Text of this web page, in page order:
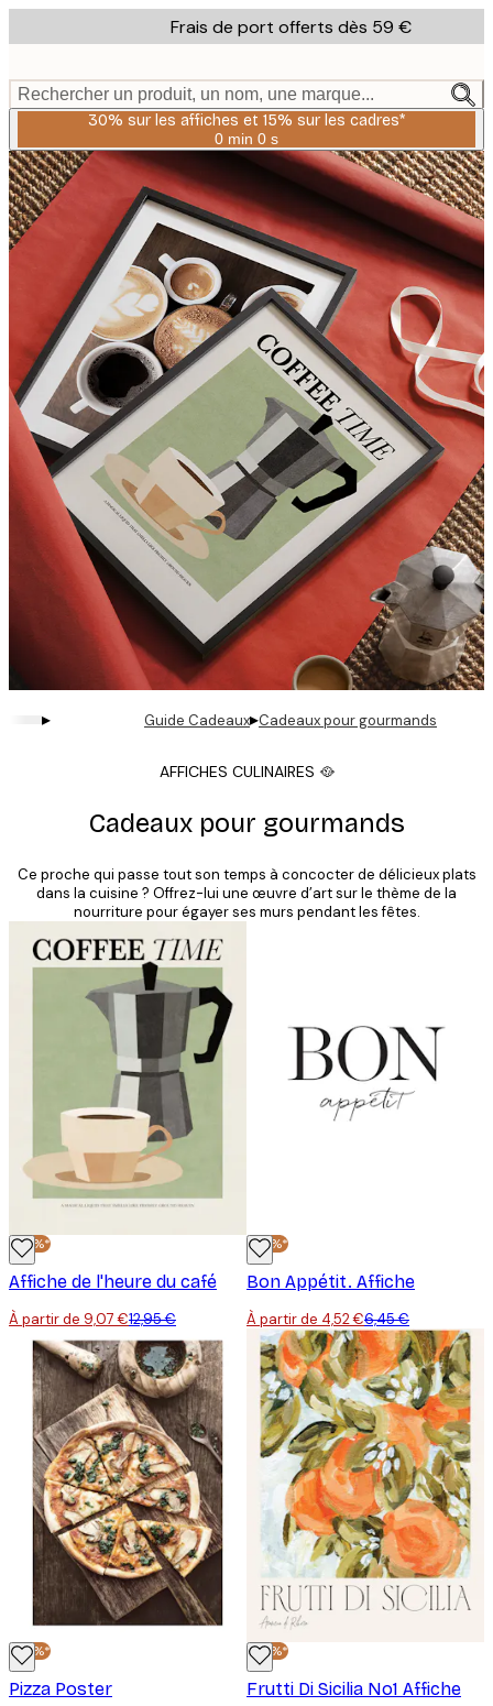
to
content.
Frais de port offerts dès 59 €
Rechercher un produit, un nom, une marque...
30% sur les affiches et 15% sur les cadres*
0 min 0 s
Valable
jusqu'au
2026-
08-
06
▸ Guide Cadeaux▸Cadeaux pour gourmands
AFFICHES CULINAIRES 🥘
Cadeaux pour gourmands
Ce proche qui passe tout son temps à concocter de délicieux plats
dans la cuisine ? Offrez-lui une œuvre d’art sur le thème de la
nourriture pour égayer ses murs pendant les fêtes.
-30%*
Affiche de l'heure du café
À partir de 9,07 €12,95 €
-30%*
Bon Appétit. Affiche
À partir de 4,52 €6,45 €
-30%*
Pizza Poster
-30%*
Frutti Di Sicilia No1 Affiche